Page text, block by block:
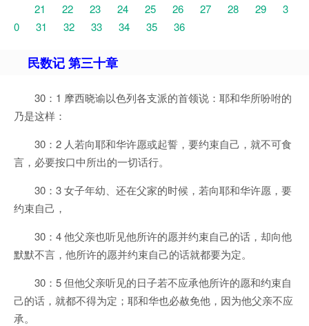
21
22 23 24 25 26 27 28 29
3
0
31 32 33 34 35 36
民数记 第三十章
30：1 摩西晓谕以色列各支派的首领说：耶和华所吩咐的
乃是这样：
30：2 人若向耶和华许愿或起誓，要约束自己，就不可食
言，必要按口中所出的一切话行。
30：3 女子年幼、还在父家的时候，若向耶和华许愿，要
约束自己，
30：4 他父亲也听见他所许的愿并约束自己的话，却向他
默默不言，他所许的愿并约束自己的话就都要为定。
30：5 但他父亲听见的日子若不应承他所许的愿和约束自
己的话，就都不得为定；耶和华也必赦免他，因为他父亲不应
承。